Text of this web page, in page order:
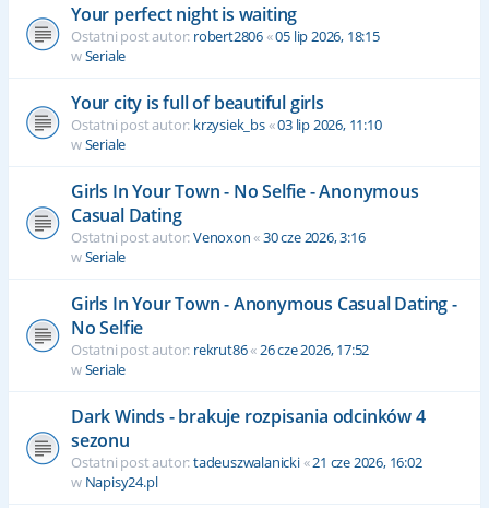
Your perfect night is waiting
Ostatni post autor: robert2806«05 lip 2026, 18:15
wSeriale
Your city is full of beautiful girls
Ostatni post autor: krzysiek_bs«03 lip 2026, 11:10
wSeriale
Girls In Your Town - No Selfie - Anonymous
Casual Dating
Ostatni post autor:Venoxon«30 cze 2026, 3:16
wSeriale
Girls In Your Town - Anonymous Casual Dating -
No Selfie
Ostatni post autor: rekrut86« 26 cze 2026, 17:52
wSeriale
Dark Winds - brakuje rozpisania odcinków 4
sezonu
Ostatni post autor:tadeuszwalanicki«21 cze 2026, 16:02
w Napisy24.pl